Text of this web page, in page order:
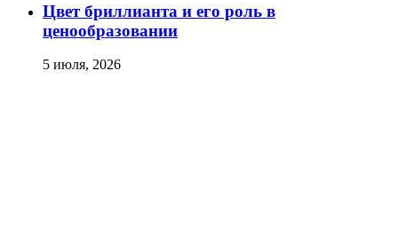
Цвет бриллианта и его роль в
ценообразовании
5 июля, 2026